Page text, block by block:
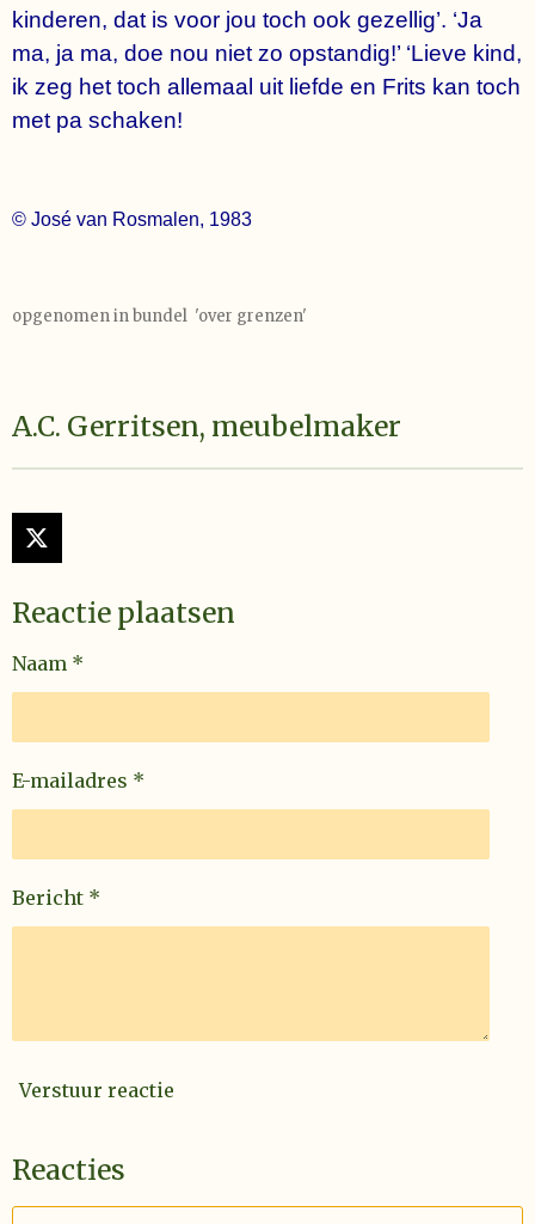
kinderen, dat is voor jou toch ook gezellig’. ‘Ja
ma, ja ma, doe nou niet zo opstandig!’ ‘Lieve kind,
ik zeg het toch allemaal uit liefde en Frits kan toch
met pa schaken!
© José van Rosmalen, 1983
opgenomen in bundel 'over grenzen'
A.C. Gerritsen, meubelmaker
X
Reactie plaatsen
Naam *
E-mailadres *
Bericht *
Verstuur reactie
Reacties